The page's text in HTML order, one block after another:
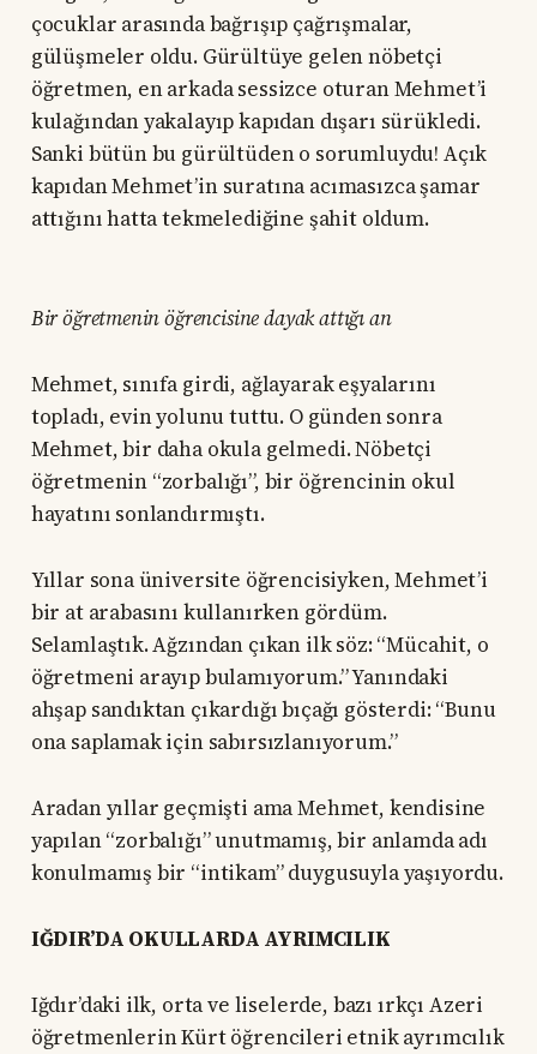
çocuklar arasında bağrışıp çağrışmalar,
gülüşmeler oldu. Gürültüye gelen nöbetçi
öğretmen, en arkada sessizce oturan Mehmet’i
kulağından yakalayıp kapıdan dışarı sürükledi.
Sanki bütün bu gürültüden o sorumluydu! Açık
kapıdan Mehmet’in suratına acımasızca şamar
attığını hatta tekmelediğine şahit oldum.
Bir öğretmenin öğrencisine dayak attığı an
Mehmet, sınıfa girdi, ağlayarak eşyalarını
topladı, evin yolunu tuttu. O günden sonra
Mehmet, bir daha okula gelmedi. Nöbetçi
öğretmenin “zorbalığı”, bir öğrencinin okul
hayatını sonlandırmıştı.
Yıllar sona üniversite öğrencisiyken, Mehmet’i
bir at arabasını kullanırken gördüm.
Selamlaştık. Ağzından çıkan ilk söz: “Mücahit, o
öğretmeni arayıp bulamıyorum.” Yanındaki
ahşap sandıktan çıkardığı bıçağı gösterdi: “Bunu
ona saplamak için sabırsızlanıyorum.”
Aradan yıllar geçmişti ama Mehmet, kendisine
yapılan “zorbalığı” unutmamış, bir anlamda adı
konulmamış bir “intikam” duygusuyla yaşıyordu.
IĞDIR’DA OKULLARDA AYRIMCILIK
Iğdır’daki ilk, orta ve liselerde, bazı ırkçı Azeri
öğretmenlerin Kürt öğrencileri etnik ayrımcılık